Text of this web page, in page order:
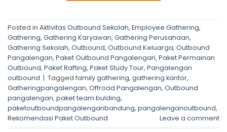
Posted in Aktivitas Outbound Sekolah, Employee Gathering,
Gathering, Gathering Karyawan, Gathering Perusahaan,
Gathering Sekolah, Outbound, Outbound Keluarga, Outbound
Pangalengan, Paket Outbound Pangalengan, Paket Permainan
Outbound, Paket Rafting, Paket Study Tour, Pangalengan
outbound | Tagged family gathering, gathering kantor,
Gatheringpangalengan, Offroad Pangalengan, Outbound
pangalengan, paket team bulding,
paketoutboundpangalenganbandung, pangalenganoutbound,
Rekomendasi Paket Outbound
Leave a comment